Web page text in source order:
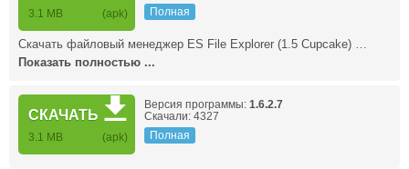
3.1 MB (apk)
Полная
Скачать файловый менеджер ES File Explorer (1.5 Cupcake) …
Показать полностью ...
СКАЧАТЬ
3.1 MB (apk)
Версия программы: 1.6.2.7
Скачали: 4327
Полная